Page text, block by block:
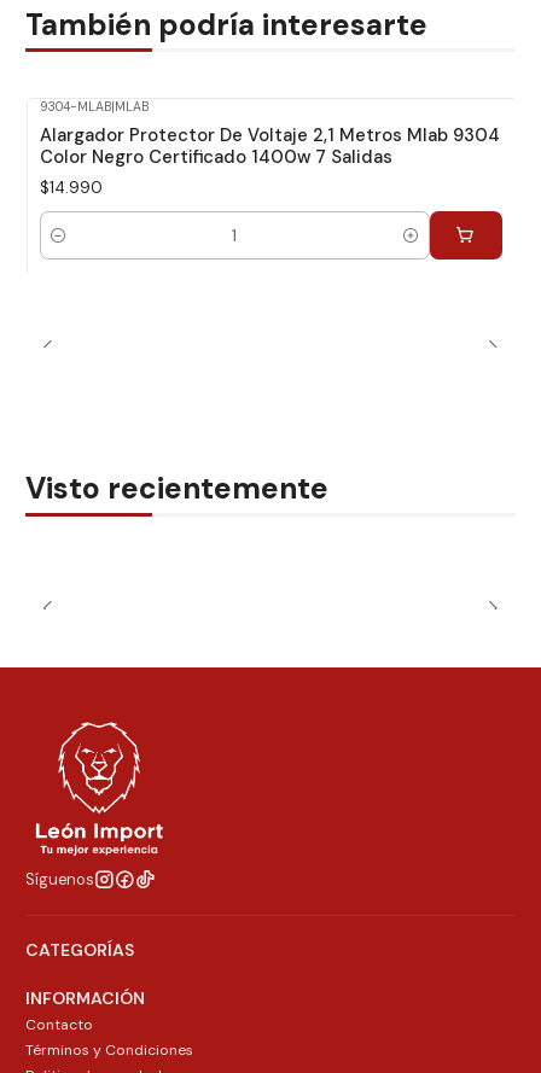
También podría interesarte
9304-MLAB|MLAB
Alargador Protector De Voltaje 2,1 Metros Mlab 9304
Color Negro Certificado 1400w 7 Salidas
$14.990
Cantidad
Visto recientemente
Síguenos
CATEGORÍAS
INFORMACIÓN
Contacto
Términos y Condiciones